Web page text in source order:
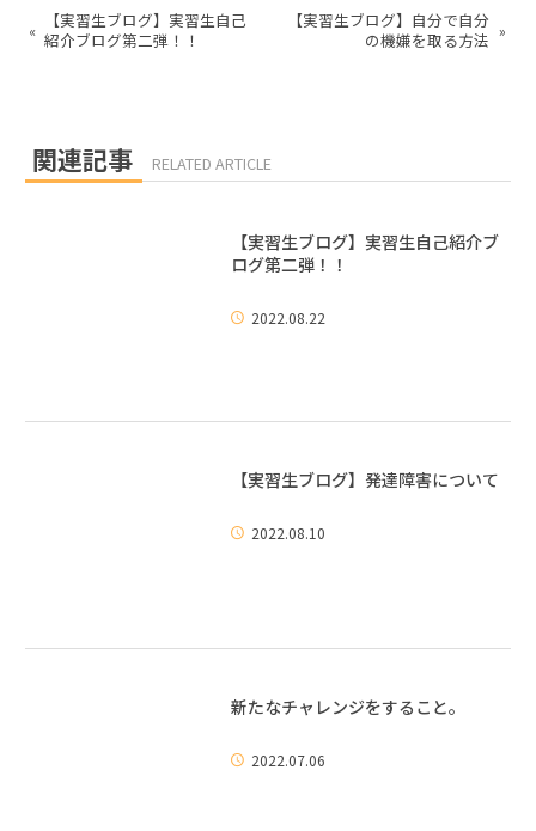
«
【実習生ブログ】実習生自己
紹介ブログ第二弾！！
【実習生ブログ】自分で自分
の機嫌を取る方法 »
関連記事 RELATED ARTICLE
【実習生ブログ】実習生自己紹介ブ
ログ第二弾！！
2022.08.22
【実習生ブログ】発達障害について
2022.08.10
新たなチャレンジをすること。
2022.07.06